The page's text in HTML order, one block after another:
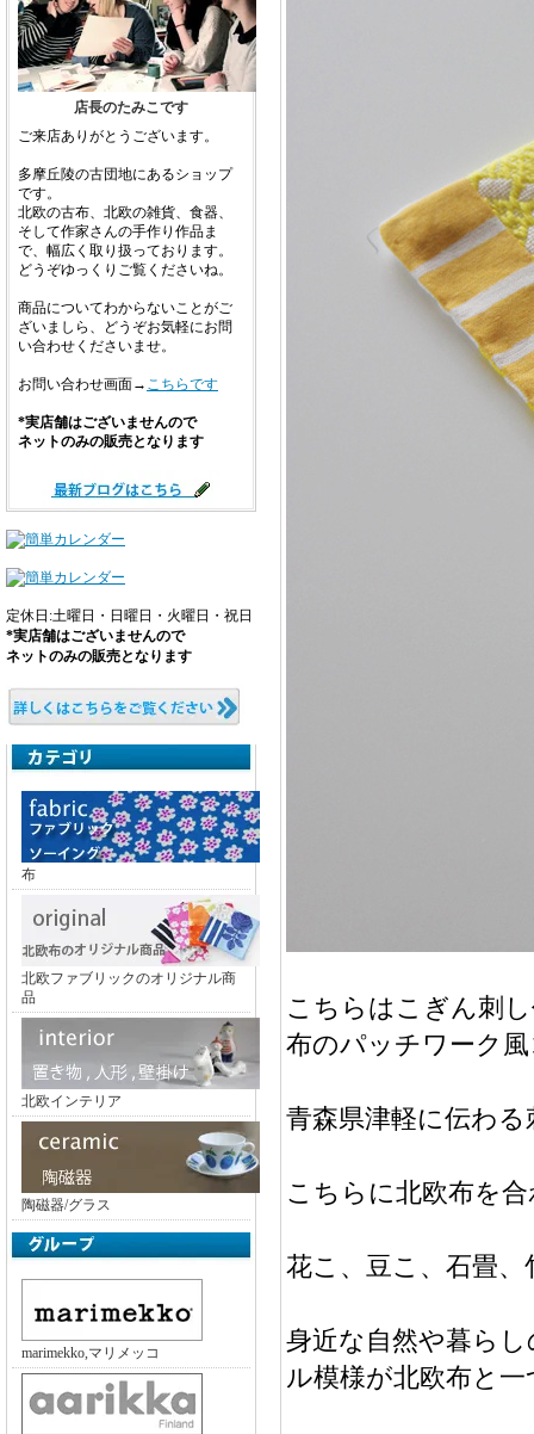
店長のたみこです
ご来店ありがとうございます。
多摩丘陵の古団地にあるショップ
です。
北欧の古布、北欧の雑貨、食器、
そして作家さんの手作り作品ま
で、幅広く取り扱っております。
どうぞゆっくりご覧くださいね。
商品についてわからないことがご
ざいましら、どうぞお気軽にお問
い合わせくださいませ。
お問い合わせ画面→ こちらです
*実店舗はございませんので
ネットのみの販売となります
定休日:土曜日・日曜日・火曜日・祝日
*実店舗はございませんので
ネットのみの販売となります
布
北欧ファブリックのオリジナル商
品
北欧インテリア
陶磁器/グラス
marimekko,マリメッコ
こちらはこぎん刺
布のパッチワーク
青森県津軽に伝わ
こちらに北欧布を
花こ、豆こ、石畳
身近な自然や暮ら
ル模様が北欧布と